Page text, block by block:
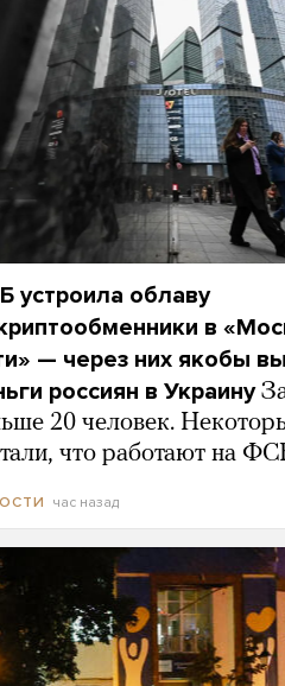
устроила облаву
в
— через них якобы
россиян в Украину
20 человек.
что работают на
час назад